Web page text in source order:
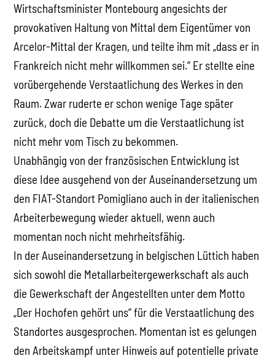
Wirtschaftsminister Montebourg angesichts der
provokativen Haltung von Mittal dem Eigentümer von
Arcelor-Mittal der Kragen, und teilte ihm mit „dass er in
Frankreich nicht mehr willkommen sei.“ Er stellte eine
vorübergehende Verstaatlichung des Werkes in den
Raum. Zwar ruderte er schon wenige Tage später
zurück, doch die Debatte um die Verstaatlichung ist
nicht mehr vom Tisch zu bekommen.
Unabhängig von der französischen Entwicklung ist
diese Idee ausgehend von der Auseinandersetzung um
den FIAT-Standort Pomigliano auch in der italienischen
Arbeiterbewegung wieder aktuell, wenn auch
momentan noch nicht mehrheitsfähig.
In der Auseinandersetzung in belgischen Lüttich haben
sich sowohl die Metallarbeitergewerkschaft als auch
die Gewerkschaft der Angestellten unter dem Motto
„Der Hochofen gehört uns“ für die Verstaatlichung des
Standortes ausgesprochen. Momentan ist es gelungen
den Arbeitskampf unter Hinweis auf potentielle private